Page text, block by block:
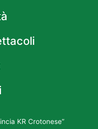
KR Crotonese”